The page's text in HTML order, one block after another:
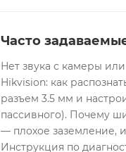
Часто
Нет звука с камеры
Hikvision: как
разъем 3.5 мм и
пассивного). Почему
— плохое заземление,
Инструкция по